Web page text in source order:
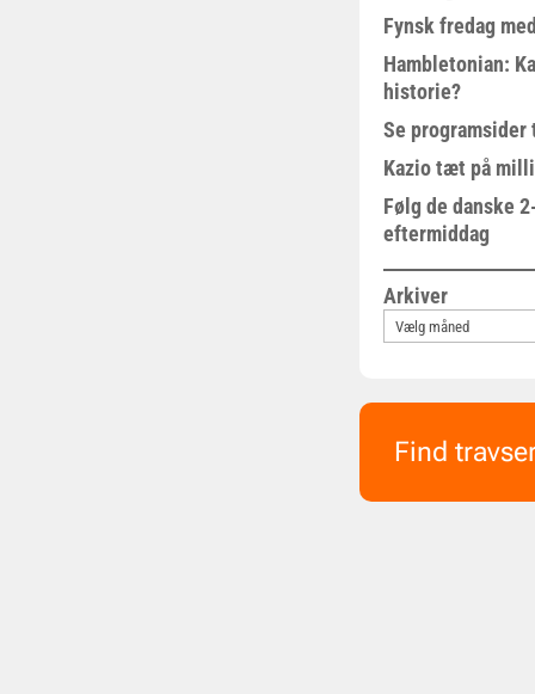
Fynsk fredag
Hambletonian:
historie?
Se
Kazio tæt på
Følg de danske
eftermiddag
Arkiver
Find